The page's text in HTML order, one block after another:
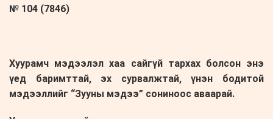
№ 104 (7846)
Хуурамч мэдээлэл хаа сайгүй тархах болсон энэ
үед баримттай, эх сурвалжтай, үнэн бодитой
мэдээллийг “Зууны мэдээ” сониноос аваарай.